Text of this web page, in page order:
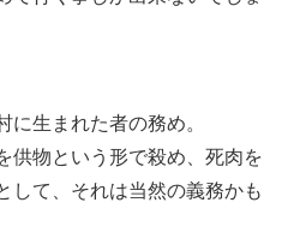
に生まれた者の務め。
供物という形で殺め、死肉を
して、それは当然の義務かも